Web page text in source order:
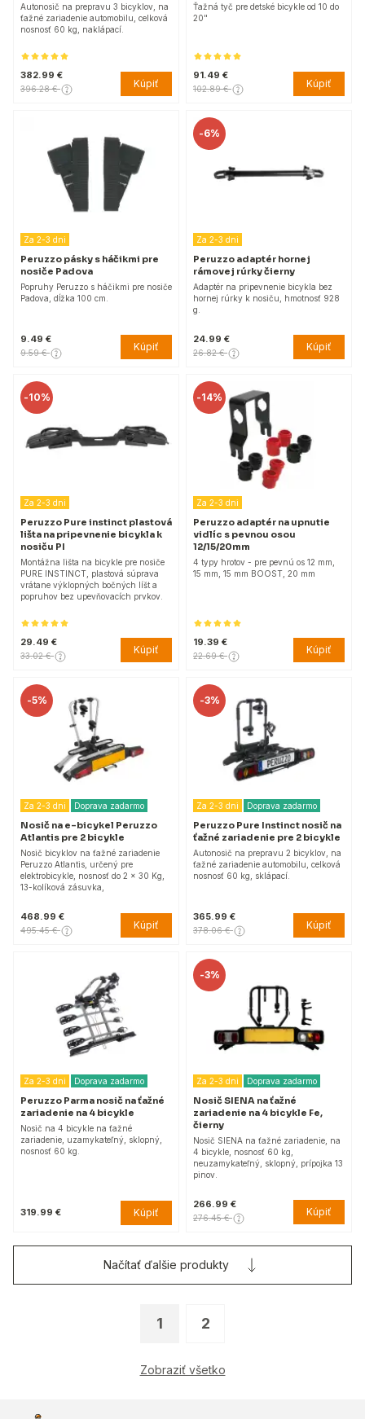
Autonosič na prepravu 3 bicyklov, na
ťažné zariadenie automobilu, celková
nosnosť 60 kg, naklápací.
382.99 €
396.28 € Kúpiť
Ťažná tyč pre detské bicykle od 10 do
20"
91.49 €
102.89 € Kúpiť
Za 2-3 dni
Peruzzo pásky s háčikmi pre
nosiče Padova
Popruhy Peruzzo s háčikmi pre nosiče
Padova, dĺžka 100 cm.
9.49 €
9.59 € Kúpiť
-6%
Za 2-3 dni
Peruzzo adaptér hornej
rámovej rúrky čierny
Adaptér na pripevnenie bicykla bez
hornej rúrky k nosiču, hmotnosť 928
g.
24.99 €
26.82 € Kúpiť
-10%
Za 2-3 dni
Peruzzo Pure instinct plastová
lišta na pripevnenie bicykla k
nosiču PI
Montážna lišta na bicykle pre nosiče
PURE INSTINCT, plastová súprava
vrátane výklopných bočných líšt a
popruhov bez upevňovacích prvkov.
29.49 €
33.02 € Kúpiť
-14%
Za 2-3 dni
Peruzzo adaptér na upnutie
vidlíc s pevnou osou
12/15/20mm
4 typy hrotov - pre pevnú os 12 mm,
15 mm, 15 mm BOOST, 20 mm
19.39 €
22.69 € Kúpiť
-5%
Za 2-3 dni Doprava zadarmo
Nosič na e-bicykel Peruzzo
Atlantis pre 2 bicykle
Nosič bicyklov na ťažné zariadenie
Peruzzo Atlantis, určený pre
elektrobicykle, nosnosť do 2 x 30 Kg,
13-kolíková zásuvka,
468.99 €
495.45 € Kúpiť
-3%
Za 2-3 dni Doprava zadarmo
Peruzzo Pure Instinct nosič na
ťažné zariadenie pre 2 bicykle
Autonosič na prepravu 2 bicyklov, na
ťažné zariadenie automobilu, celková
nosnosť 60 kg, sklápací.
365.99 €
378.06 € Kúpiť
Za 2-3 dni Doprava zadarmo
Peruzzo Parma nosič na ťažné
zariadenie na 4 bicykle
Nosič na 4 bicykle na ťažné
zariadenie, uzamykateľný, sklopný,
nosnosť 60 kg.
319.99 € Kúpiť
-3%
Za 2-3 dni Doprava zadarmo
Nosič SIENA na ťažné
zariadenie na 4 bicykle Fe,
čierny
Nosič SIENA na ťažné zariadenie, na
4 bicykle, nosnosť 60 kg,
neuzamykateľný, sklopný, prípojka 13
pinov.
266.99 €
276.45 € Kúpiť
1 2
Zobraziť všetko
Načítať ďalšie produkty